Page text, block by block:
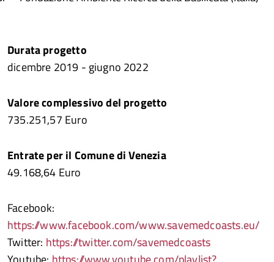
Durata progetto
dicembre 2019 - giugno 2022
Valore complessivo del progetto
735.251,57 Euro
Entrate per il Comune di Venezia
49.168,64 Euro
Facebook:
https://www.facebook.com/www.savemedcoasts.eu/
Twitter: https://twitter.com/savemedcoasts